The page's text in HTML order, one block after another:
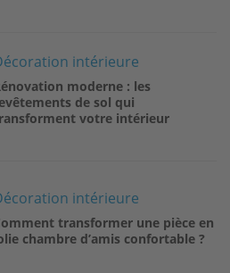
intérieure
moderne : les
de sol qui
votre intérieur
intérieure
transformer une pièce en
chambre d’amis confortable ?